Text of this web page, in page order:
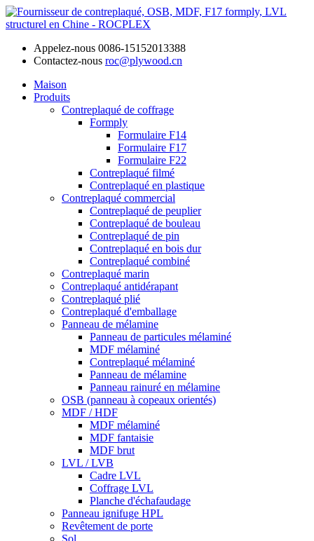
Appelez-nous 0086-15152013388
Contactez-nous roc@plywood.cn
Maison
Produits
Contreplaqué de coffrage
Formply
Formulaire F14
Formulaire F17
Formulaire F22
Contreplaqué filmé
Contreplaqué en plastique
Contreplaqué commercial
Contreplaqué de peuplier
Contreplaqué de bouleau
Contreplaqué de pin
Contreplaqué en bois dur
Contreplaqué combiné
Contreplaqué marin
Contreplaqué antidérapant
Contreplaqué plié
Contreplaqué d'emballage
Panneau de mélamine
Panneau de particules mélaminé
MDF mélaminé
Contreplaqué mélaminé
Panneau de mélamine
Panneau rainuré en mélamine
OSB (panneau à copeaux orientés)
MDF / HDF
MDF mélaminé
MDF fantaisie
MDF brut
LVL / LVB
Cadre LVL
Coffrage LVL
Planche d'échafaudage
Panneau ignifuge HPL
Revêtement de porte
Sol